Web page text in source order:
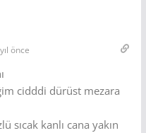
önce
cidddi dürüst mezara
sıcak kanlı cana yakın